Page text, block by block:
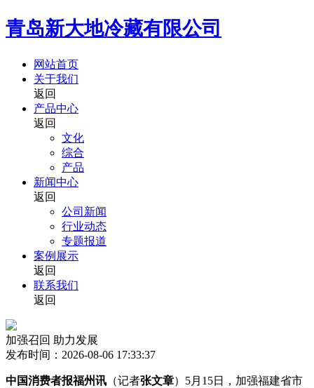
青岛新大地冷藏有限公司
网站首页
关于我们
返回
产品中心
返回
文化
综合
产品
新闻中心
返回
公司新闻
行业动态
专题报道
案例展示
返回
联系我们
返回
加强召回 助力发展
发布时间：2026-08-06 17:33:37
中国消费者报福州讯 （记者张文章）5月15日，加强福建省市